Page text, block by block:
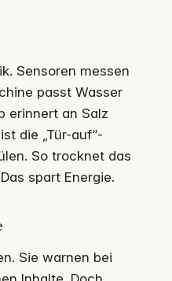
Sensoren messen
passt Wasser
erinnert an Salz
die „Tür-auf“-
So trocknet das
spart Energie.
Sie warnen bei